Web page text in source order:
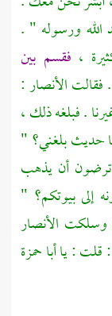
الله ورسوله " .
، فقسم بين
. فقالتالأنصار:
. فبلغه ذلك ،
حديث بلغني؟ "
ترضون أن يذهب
إلى بيوتكم؟ "
وسلكت الأنصار
: قلت : ياأبا حمزة